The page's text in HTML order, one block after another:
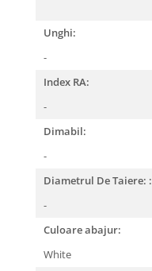
Unghi:
-
Index RA:
-
Dimabil:
-
Diametrul De Taiere: :
-
Culoare abajur:
White